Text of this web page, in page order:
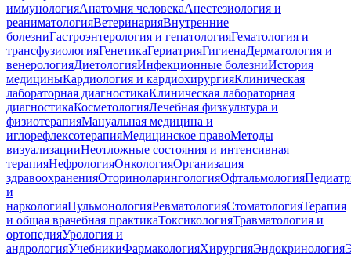
иммунологияАнатомия человекаАнестезиология и
реаниматологияВетеринарияВнутренние
болезниГастроэнтерология и гепатологияГематология и
трансфузиологияГенетикаГериатрияГигиенаДерматология и
венерологияДиетологияИнфекционные болезниИстория
медициныКардиология и кардиохирургияКлиническая
лабораторная диагностикаКлиническая лабораторная
диагностикаКосметологияЛечебная физкультура и
физиотерапияМануальная медицина и
иглорефлексотерапияМедицинское правоМетоды
визуализацииНеотложные состояния и интенсивная
терапияНефрологияОнкологияОрганизация
здравоохраненияОториноларингологияОфтальмология
и
наркологияПульмонологияРевматологияСтоматологияТерапия
и общая врачебная практикаТоксикологияТравматология и
ортопедияУрология и
андрологияУчебникиФармакологияХирургияЭндокринология
—